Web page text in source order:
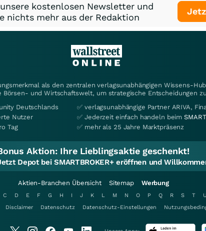
kostenlosen Newsletter und
nichts mehr aus der Redaktion
als den zentralen verlagsunabhängigen Wissens-
Börsen- und Wirtschaftswelt, um strategische Entscheidungen
Deutschlands
Nutzer
Tag
✅ verlagsunabhängige Partner ARIVA,
✅ Jederzeit einfach handeln beim
✅ mehr als 25 Jahre Marktpräsenz
Aktion: Ihre Lieblingsaktie geschenkt!
Depot bei SMARTBROKER+ eröffnen und
Aktien-Branchen Übersicht Sitemap Werbung
C D E F G H I J K L M N O P Q R S T
Disclaimer Datenschutz Datenschutz-Einstellungen